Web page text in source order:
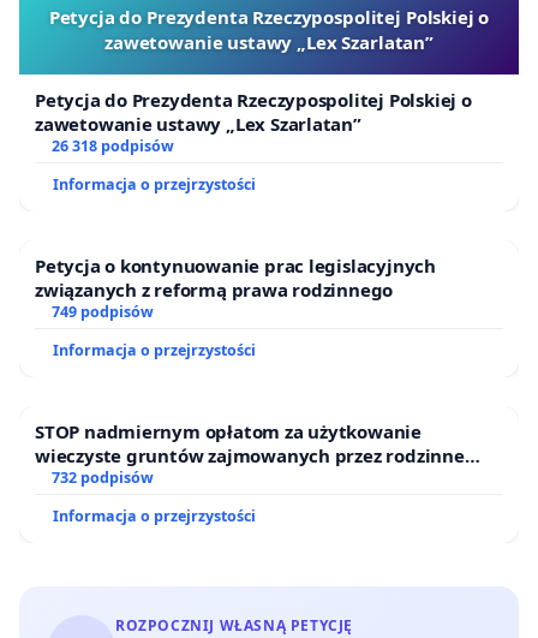
Petycja do Prezydenta Rzeczypospolitej Polskiej o
zawetowanie ustawy „Lex Szarlatan”
Petycja do Prezydenta Rzeczypospolitej Polskiej o
zawetowanie ustawy „Lex Szarlatan”
26 318 podpisów
Informacja o przejrzystości
Petycja o kontynuowanie prac legislacyjnych
związanych z reformą prawa rodzinnego
749 podpisów
Informacja o przejrzystości
STOP nadmiernym opłatom za użytkowanie
wieczyste gruntów zajmowanych przez rodzinne
ogrody działkowe.
732 podpisów
Informacja o przejrzystości
ROZPOCZNIJ WŁASNĄ PETYCJĘ